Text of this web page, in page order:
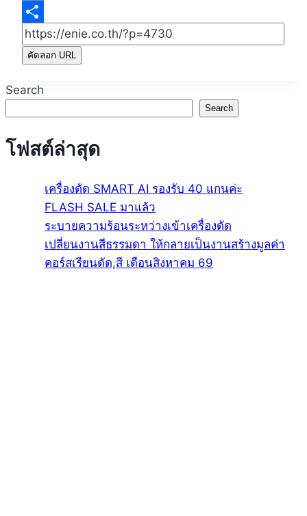
Email
Share
คัดลอก URL
Search
Search
โฟสต์ล่าสุด
เครื่องดัด SMART AI รองรับ 40 แกนค่ะ
FLASH SALE มาแล้ว
ระบายความร้อนระหว่างเข้าเครื่องดัด
เปลี่ยนงานสีธรรมดา ให้กลายเป็นงานสร้างมูลค่า
คอร์สเรียนดัด,สี เดือนสิงหาคม 69